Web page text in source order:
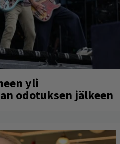
yli
odotuksen jälkeen